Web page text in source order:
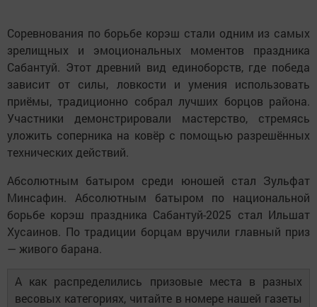
Соревнования по борьбе корэш стали одним из самых
зрелищных и эмоциональных моментов праздника
Сабантуй. Этот древний вид единоборств, где победа
зависит от силы, ловкости и умения использовать
приёмы, традиционно собрал лучших борцов района.
Участники демонстрировали мастерство, стремясь
уложить соперника на ковёр с помощью разрешённых
технических действий.
Абсолютным батыром среди юношей стал Зульфат
Минсафин. Абсолютным батыром по национальной
борьбе корэш праздника Сабантуй-2025 стал Ильшат
Хусаинов. По традиции борцам вручили главный приз
— живого барана.
А как распределились призовые места в разных
весовых категориях, читайте в номере нашей газеты